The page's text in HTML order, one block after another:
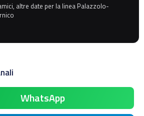
altre date per la linea Palazzolo-
WhatsApp